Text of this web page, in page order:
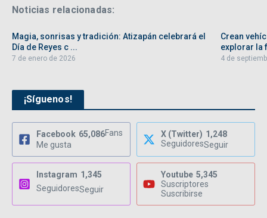
Noticias relacionadas:
Magia, sonrisas y tradición: Atizapán celebrará el
Día de Reyes c ...
7 de enero de 2026
Crean
explorar la
4 de
¡Síguenos!
Facebook 65,086Fans
Me gusta
X (Twitter) 1,248
SeguidoresSeguir
Instagram 1,345
SeguidoresSeguir
Youtube 5,345
Suscriptores
Suscribirse